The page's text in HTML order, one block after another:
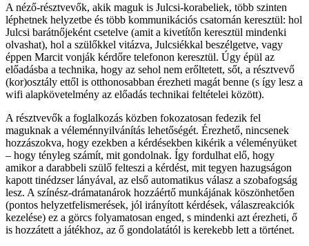
A néző-résztvevők, akik maguk is Julcsi-korabeliek, több szinten
léphetnek helyzetbe és több kommunikációs csatornán keresztül: hol
Julcsi barátnőjeként csetelve (amit a kivetítőn keresztül mindenki
olvashat), hol a szülőkkel vitázva, Julcsiékkal beszélgetve, vagy
éppen Marcit vonják kérdőre telefonon keresztül. Úgy épül az
előadásba a technika, hogy az sehol nem erőltetett, sőt, a résztvevő
(kor)osztály ettől is otthonosabban érezheti magát benne (s így lesz a
wifi alapkövetelmény az előadás technikai feltételei között).
A résztvevők a foglalkozás közben fokozatosan fedezik fel
maguknak a véleménnyilvánítás lehetőségét. Érezhető, nincsenek
hozzászokva, hogy ezekben a kérdésekben kikérik a véleményüket
– hogy tényleg számít, mit gondolnak. Így fordulhat elő, hogy
amikor a darabbeli szülő felteszi a kérdést, mit tegyen hazugságon
kapott tinédzser lányával, az első automatikus válasz a szobafogság
lesz. A színész-drámatanárok hozzáértő munkájának köszönhetően
(pontos helyzetfelismerések, jól irányított kérdések, válaszreakciók
kezelése) ez a görcs folyamatosan enged, s mindenki azt érezheti, ő
is hozzátett a játékhoz, az ő gondolatától is kerekebb lett a történet.